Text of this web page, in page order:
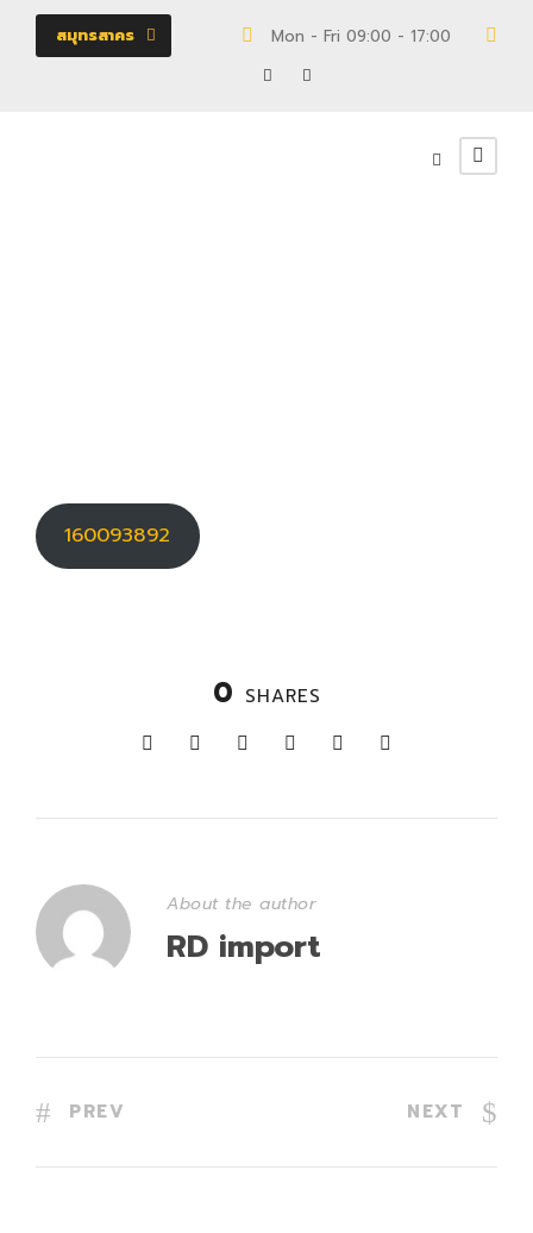
สมุทรสาคร Mon - Fri 09:00 - 17:00
160093892
0 SHARES
About the author
RD import
PREV NEXT